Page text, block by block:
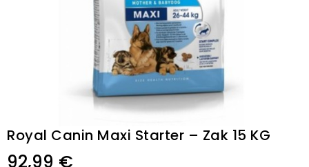
Royal Canin Maxi Starter – Zak 15 KG
92,99€